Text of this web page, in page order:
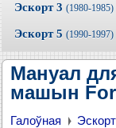
Эскорт 3 (1980-1985)
Эскорт 5 (1990-1997)
Мануал
машын
Галоўная Эскорт